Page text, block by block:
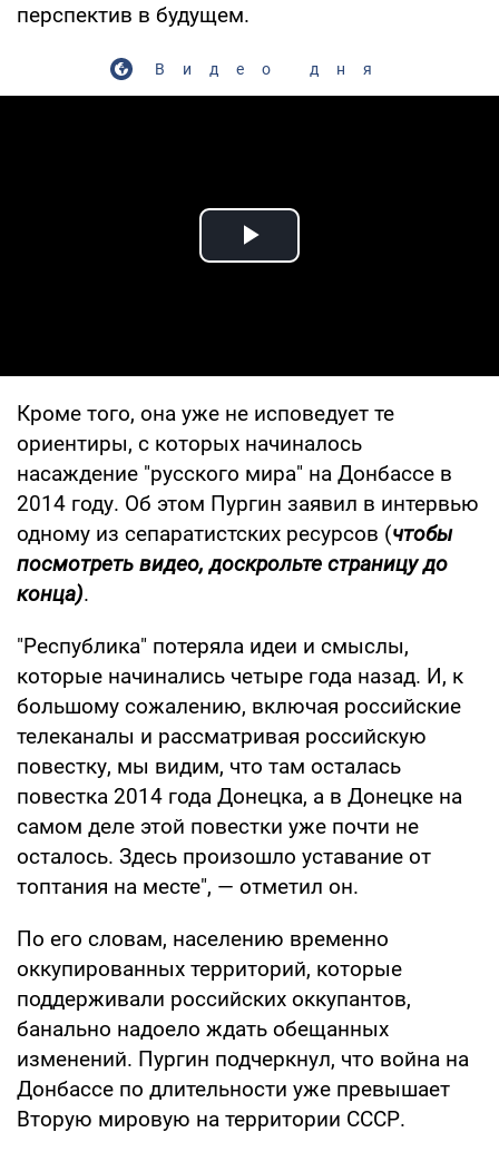
перспектив в будущем.
Видео дня
Play Video
Кроме того, она уже не исповедует те
ориентиры, с которых начиналось
насаждение "русского мира" на Донбассе в
2014 году. Об этом Пургин заявил в интервью
одному из сепаратистских ресурсов (чтобы
посмотреть видео, доскрольте страницу до
конца).
"Республика" потеряла идеи и смыслы,
которые начинались четыре года назад. И, к
большому сожалению, включая российские
телеканалы и рассматривая российскую
повестку, мы видим, что там осталась
повестка 2014 года Донецка, а в Донецке на
самом деле этой повестки уже почти не
осталось. Здесь произошло уставание от
топтания на месте", — отметил он.
По его словам, населению временно
оккупированных территорий, которые
поддерживали российских оккупантов,
банально надоело ждать обещанных
изменений. Пургин подчеркнул, что война на
Донбассе по длительности уже превышает
Вторую мировую на территории СССР.